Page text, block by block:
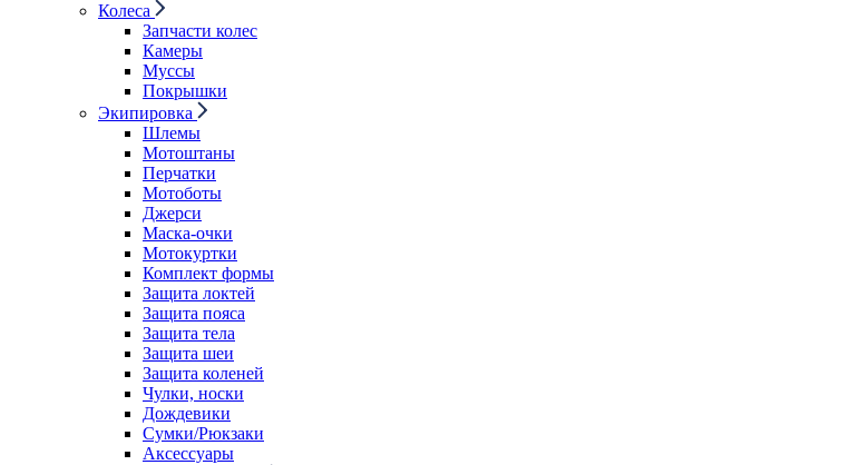
Колеса
Запчасти колес
Камеры
Муссы
Покрышки
Экипировка
Шлемы
Мотоштаны
Перчатки
Мотоботы
Джерси
Маска-очки
Мотокуртки
Комплект формы
Защита локтей
Защита пояса
Защита тела
Защита шеи
Защита коленей
Чулки, носки
Дождевики
Сумки/Рюкзаки
Аксессуары